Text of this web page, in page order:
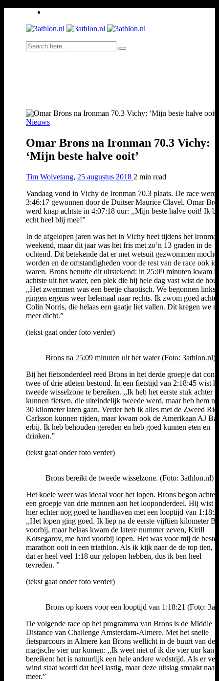
Nieuws
Omar Brons na Ironman 70.3 Vichy:
‘Mijn beste halve ooit’
Tim Wolvetang, 25 augustus 2018 2 min read
Vandaag vond in Vichy de Ironman 70.3 plaats. De race werd
3:46:17 gewonnen door de Duitser Maurice Clavel. Omar
werd knap achtste in 4:07:18 uur: ,,Mijn beste halve ooit! Ik
echt heel blij mee!”
In de afgelopen jaren was het in Vichy heet tijdens het
weekend, maar dit jaar was het fris met zo’n 13 graden in de
ochtend. Dit betekende dat er met wetsuit gezwommen mocht
worden en de omstandigheden voor de rest van de race ook
waren. Brons benutte dit uitstekend: in 25:09 minuten kwam
achtste uit het water, een plek die hij hele dag vast wist de
,,Het zwemmen was een beetje chaotisch. We begonnen links,
gingen ergens weer helemaal naar rechts. Ik zwom goed achter
Colin Norris, die helaas een gaatje liet vallen. Dit kregen we
meer dicht.”
(tekst gaat onder foto verder)
Brons na 25:09 minuten uit het water (Foto: 3athlon.nl)
Bij het fietsonderdeel reed Brons in het derde groepje dat
twee of drie atleten bestond. In een fietstijd van 2:18:45 wist
tweede wisselzone te bereiken. ,,Ik heb het eerste stuk achter
kunnen fietsen, die uiteindelijk tweede werd, maar heb hem
30 kilometer laten gaan. Verder heb ik alles met de Zweed
Carlsson kunnen rijden, maar kwam ook de Amerikaan AJ
erbij. Ik heb behouden gereden en heb goed kunnen eten en
drinken.”
(tekst gaat onder foto verder)
Brons bereikt de tweede wisselzone. (Foto: 3athlon.nl)
Het koele weer was ideaal voor het lopen. Brons begon
een groepje van drie mannen aan het looponderdeel. Hij wist
hier echter nog goed te handhaven met een looptijd van
,,Het lopen ging goed. Ik liep na de eerste vijftien kilometer
voorbij, maar helaas kwam de latere nummer zeven, Kirill
Kotsegarov, me hard voorbij lopen. Het was voor mij de beste
marathon ooit in een triathlon. Als ik kijk naar de de top tien,
dat er heel veel 1:18 uur gelopen hebben, dus ik ben heel
tevreden. ”
(tekst gaat onder foto verder)
Brons op koers voor een looptijd van 1:18:21 (Foto:
De volgende race op het programma van Brons is de Middle
Distance van Challenge Amsterdam-Almere. Met het snelle
fietsparcours in Almere kan Brons wellicht in de buurt van de
magische vier uur komen: ,,Ik weet niet of ik die vier uur kan
bereiken: het is natuurlijk een hele andere wedstrijd. Als er
wind staat wordt dat heel lastig, maar deze uitslag smaakt naar
meer.”